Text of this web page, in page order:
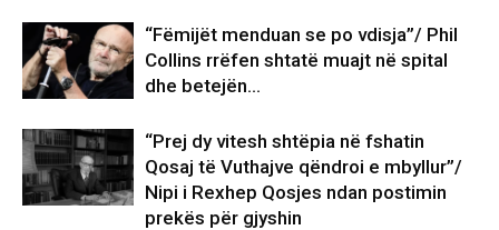
“Fëmijët menduan se po vdisja”/ Phil
Collins rrëfen shtatë muajt në spital
dhe betejën…
“Prej dy vitesh shtëpia në fshatin
Qosaj të Vuthajve qëndroi e mbyllur”/
Nipi i Rexhep Qosjes ndan postimin
prekës për gjyshin